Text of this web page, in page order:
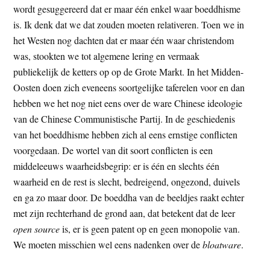
wordt gesuggereerd dat er maar één enkel waar boeddhisme
is. Ik denk dat we dat zouden moeten relativeren. Toen we in
het Westen nog dachten dat er maar één waar christendom
was, stookten we tot algemene lering en vermaak
publiekelijk de ketters op op de Grote Markt. In het Midden-
Oosten doen zich eveneens soortgelijke taferelen voor en dan
hebben we het nog niet eens over de ware Chinese ideologie
van de Chinese Communistische Partij. In de geschiedenis
van het boeddhisme hebben zich al eens ernstige conflicten
voorgedaan. De wortel van dit soort conflicten is een
middeleeuws waarheidsbegrip: er is één en slechts één
waarheid en de rest is slecht, bedreigend, ongezond, duivels
en ga zo maar door. De boeddha van de beeldjes raakt echter
met zijn rechterhand de grond aan, dat betekent dat de leer
open sourceis, er is geen patent op en geen monopolie van.
We moeten misschien wel eens nadenken over debloatware.